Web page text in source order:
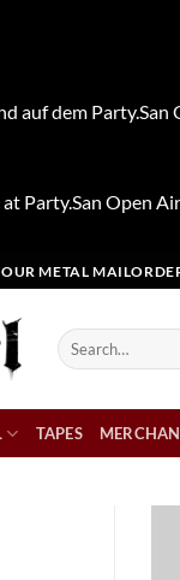
auf dem
Party.San Open
METAL
Search
for:
TAPES